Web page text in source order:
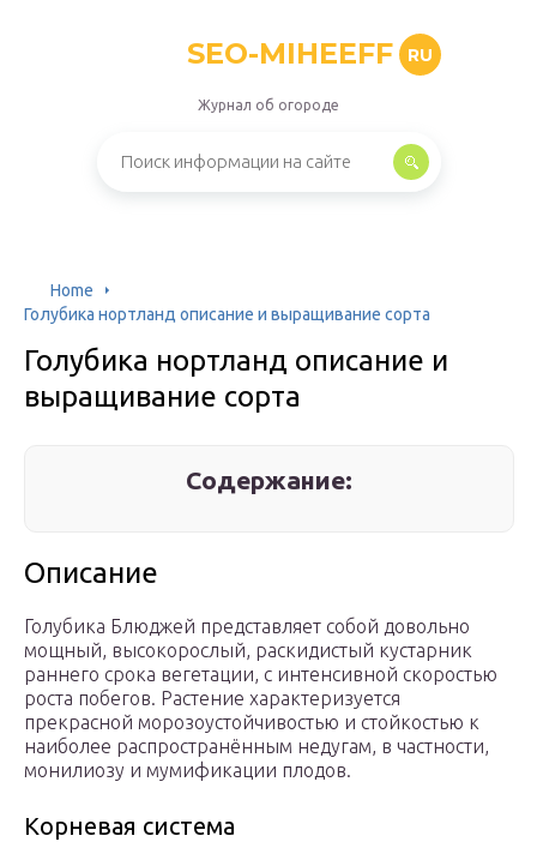
SEO-MIHEEFF RU
Журнал об огороде
Home
Голубика нортланд описание и выращивание сорта
Голубика нортланд описание и
выращивание сорта
Содержание:
Описание
Голубика Блюджей представляет собой довольно
мощный, высокорослый, раскидистый кустарник
раннего срока вегетации, с интенсивной скоростью
роста побегов. Растение характеризуется
прекрасной морозоустойчивостью и стойкостью к
наиболее распространённым недугам, в частности,
монилиозу и мумификации плодов.
Корневая система